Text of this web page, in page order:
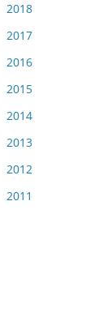
2018
2017
2016
2015
2014
2013
2012
2011